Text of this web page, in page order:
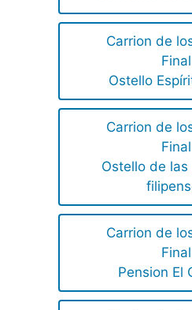
Carrion de
Final
Ostello
Carrion de
Final
Ostello de las
Carrion de
Final
Pension El